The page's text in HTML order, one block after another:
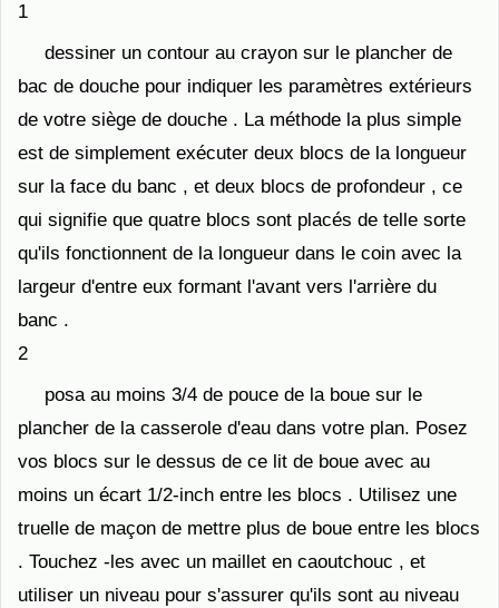
1
dessiner un contour au crayon sur le plancher de
bac de douche pour indiquer les paramètres extérieurs
de votre siège de douche . La méthode la plus simple
est de simplement exécuter deux blocs de la longueur
sur la face du banc , et deux blocs de profondeur , ce
qui signifie que quatre blocs sont placés de telle sorte
qu'ils fonctionnent de la longueur dans le coin avec la
largeur d'entre eux formant l'avant vers l'arrière du
banc .
2
posa au moins 3/4 de pouce de la boue sur le
plancher de la casserole d'eau dans votre plan. Posez
vos blocs sur le dessus de ce lit de boue avec au
moins un écart 1/2-inch entre les blocs . Utilisez une
truelle de maçon de mettre plus de boue entre les blocs
. Touchez -les avec un maillet en caoutchouc , et
utiliser un niveau pour s'assurer qu'ils sont au niveau